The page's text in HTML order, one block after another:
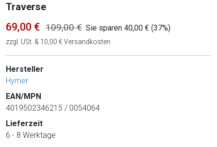
Traverse
69,00 € 109,00 € Sie sparen 40,00 € (37%)
zzgl. USt. & 10,00 € Versandkosten
Hersteller
Hymer
EAN/MPN
4019502346215 / 0054064
Lieferzeit
6 - 8 Werktage